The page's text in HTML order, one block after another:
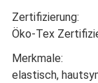
Zertifizierung:
Öko-Tex
Merkmale:
elastisch,